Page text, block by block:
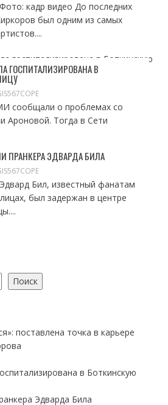
кадр видео До последних
был одним из самых
ГОСПИТАЛИЗИРОВАНА В
сообщали о проблемах со
Ароновой. Тогда в Сети
ПРАНКЕРА ЭДВАРДА БИЛА
Бил, известный фанатам
был задержан в центре
Поиск
поставлена точка в карьере
в Боткинскую
Эдварда Била